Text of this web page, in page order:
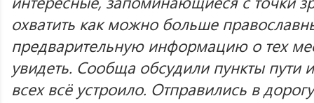
охватить как можно больше
предварительную информацию о тех
увидеть. Сообща обсудили пункты пути
всех всё устроило. Отправились в